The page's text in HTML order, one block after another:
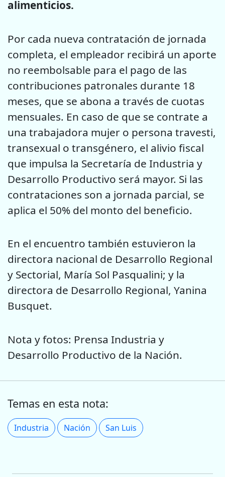
alimenticios.
Por cada nueva contratación de jornada
completa, el empleador recibirá un aporte
no reembolsable para el pago de las
contribuciones patronales durante 18
meses, que se abona a través de cuotas
mensuales. En caso de que se contrate a
una trabajadora mujer o persona travesti,
transexual o transgénero, el alivio fiscal
que impulsa la Secretaría de Industria y
Desarrollo Productivo será mayor. Si las
contrataciones son a jornada parcial, se
aplica el 50% del monto del beneficio.
En el encuentro también estuvieron la
directora nacional de Desarrollo Regional
y Sectorial, María Sol Pasqualini; y la
directora de Desarrollo Regional, Yanina
Busquet.
Nota y fotos: Prensa Industria y
Desarrollo Productivo de la Nación.
Temas en esta nota:
Industria Nación San Luis